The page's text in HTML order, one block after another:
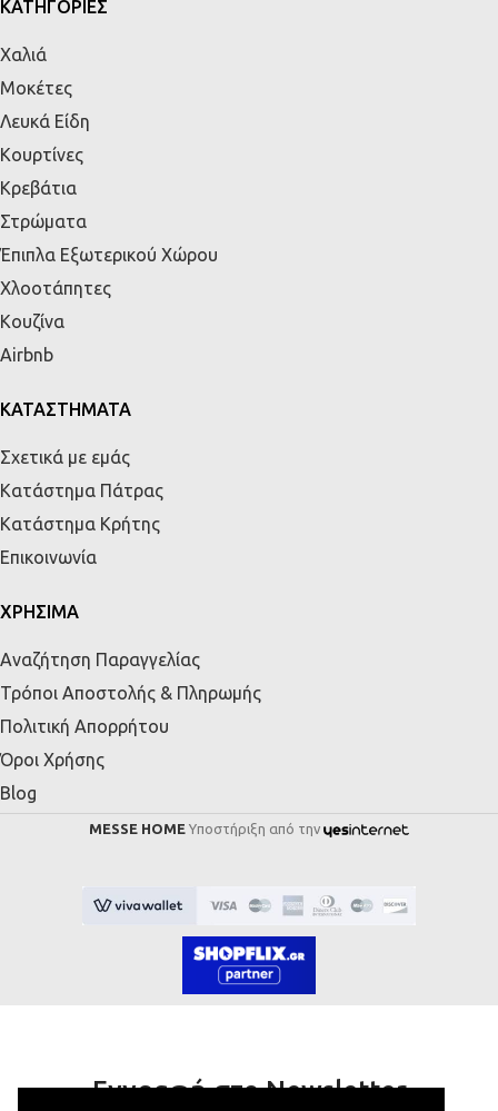
ΚΑΤΗΓΟΡΙΕΣ
Χαλιά
Μοκέτες
Λευκά Είδη
Κουρτίνες
Κρεβάτια
Στρώματα
Έπιπλα Εξωτερικού Χώρου
Χλοοτάπητες
Κουζίνα
Airbnb
ΚΑΤΑΣΤΗΜΑΤΑ
Σχετικά με εμάς
Κατάστημα Πάτρας
Κατάστημα Κρήτης
Επικοινωνία
ΧΡΗΣΙΜΑ
Αναζήτηση Παραγγελίας
Τρόποι Αποστολής & Πληρωμής
Πολιτική Απορρήτου
Όροι Χρήσης
Blog
MESSE HOME Υποστήριξη από την
Εγγραφή στο Newsletter